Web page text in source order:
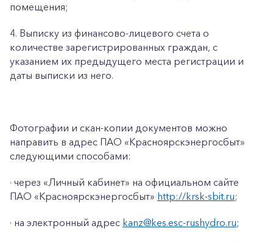
помещения;
4. Выписку из финансово-лицевого счета о
количестве зарегистрированных граждан, с
указанием их предыдущего места регистрации и
даты выписки из него.
Фотографии и скан-копии документов можно
направить в адрес ПАО «Красноярскэнергосбыт»
следующими способами:
· через «Личный кабинет» на официальном сайте
ПАО «Красноярскэнергосбыт» http://krsk-sbit.ru;
· на электронный адрес kanz@kes.esc-rushydro.ru;